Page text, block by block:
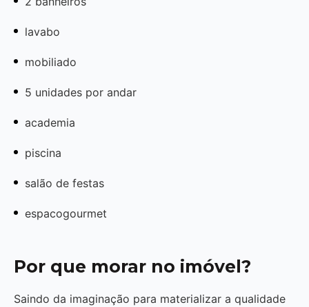
lavabo
mobiliado
5 unidades por andar
academia
piscina
salão de festas
espacogourmet
Por que morar no imóvel?
Saindo da imaginação para materializar a qualidade